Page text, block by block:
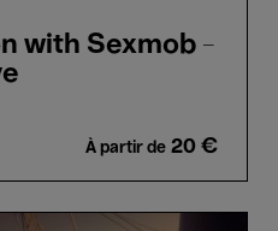
with Sexmob -
À partir de 20 €